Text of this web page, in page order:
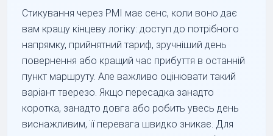
Стикування через PMI має сенс, коли воно дає
вам кращу кінцеву логіку: доступ до потрібного
напрямку, прийнятний тариф, зручніший день
повернення або кращий час прибуття в останній
пункт маршруту. Але важливо оцінювати такий
варіант тверезо. Якщо пересадка занадто
коротка, занадто довга або робить увесь день
виснажливим, її перевага швидко зникає. Для